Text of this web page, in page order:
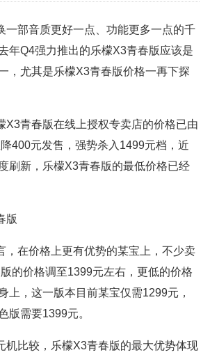
一部音质更好一点、功能更多一点的千
年Q4强力推出的乐檬X3青春版应该是
，尤其是乐檬X3青春版价格一再下探
X3青春版在线上授权专卖店的价格已由
降400元发售，强势杀入1499元档，近
刷新，乐檬X3青春版的最低价格已经
，在价格上更有优势的某宝上，不少卖
的价格调至1399元左右，更低的价格
上，这一版本目前某宝仅需1299元，
版需要1399元。
机比较，乐檬X3青春版的最大优势体现